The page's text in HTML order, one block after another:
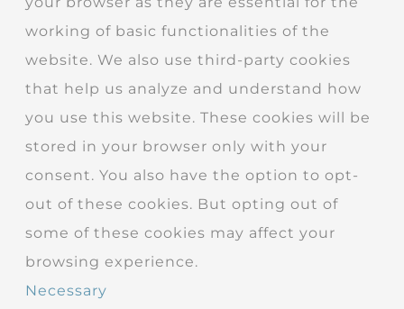
working of basic functionalities of the
website. We also use third-party cookies
that help us analyze and understand how
you use this website. These cookies will be
stored in your browser only with your
consent. You also have the option to opt-
out of these cookies. But opting out of
some of these cookies may affect your
browsing experience.
Necessary